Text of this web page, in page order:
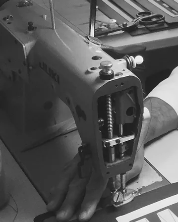
Chaque backgammon est fabriqué un à un avec une
s’agissant d’un réel travail 100% artisanal il se peut
mesures apparaissent.
Nous sommes disponibles pour toutes questions.